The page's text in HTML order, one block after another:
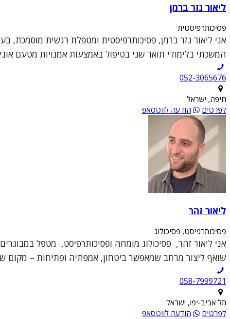
ליאור נזר ברמן
פסיכותרפיסטית
אני ליאור נזר ברמן, פסיכותרפיסטית ומטפלת רגשית מוסמכת,
המשכתי בלימודי תואר שני בטיפול באמצעות אמנויות מטעם
052-3065676
חיפה, ישראל
לפרטים
הודעה לווטסאפ
ליאור זהר
פסיכותרפיסט, פסיכולוג
אני ליאור זהר, פסיכולוג מומחה ופסיכותרפיסט, מטפל
שואף ליצור מרחב שמאפשר ביטחון, אמפתיה ופתיחות – מקום
תל אביב-יפו, ישראל
לפרטים
הודעה לווטסאפ